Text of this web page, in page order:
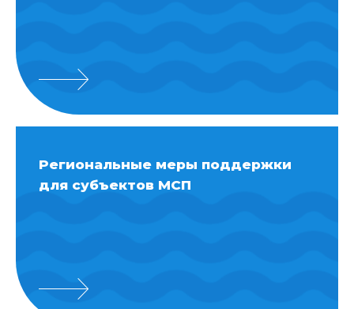
Региональные меры поддержки
для субъектов МСП